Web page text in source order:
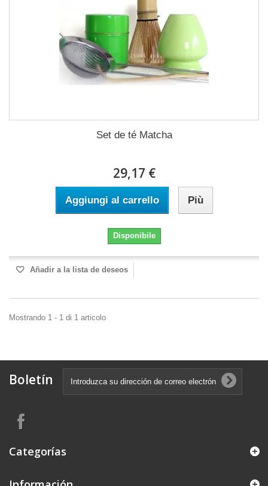
Set de té Matcha
29,17 €
Aggiungi al carrello Più
Disponibile
Añadir a la lista de deseos
Mostrando 1 - 1 di 1 articolo
Boletín
Categorías